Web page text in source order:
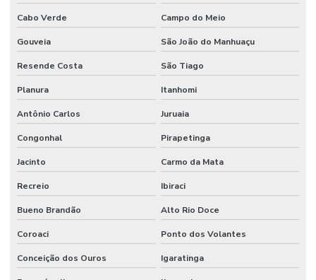
Cabo Verde Campo do Meio
Gouveia São João do Manhuaçu
Resende Costa São Tiago
Planura Itanhomi
Antônio Carlos Juruaia
Congonhal Pirapetinga
Jacinto Carmo da Mata
Recreio Ibiraci
Bueno Brandão Alto Rio Doce
Coroaci Ponto dos Volantes
Conceição dos Ouros Igaratinga